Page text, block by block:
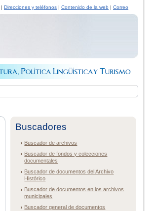
| Direcciones y teléfonos | Contenido de la web | Correo
Buscadores
Buscador de archivos
Buscador de fondos y colecciones
documentales
Buscador de documentos del Archivo
Histórico
Buscador de documentos en los archivos
municipales
Buscador general de documentos